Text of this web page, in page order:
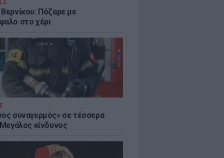
Πόζαρε με
στο χέρι
συναγερμός» σε τέσσερα
κίνδυνος